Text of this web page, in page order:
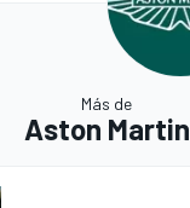
Más de
Aston Martin